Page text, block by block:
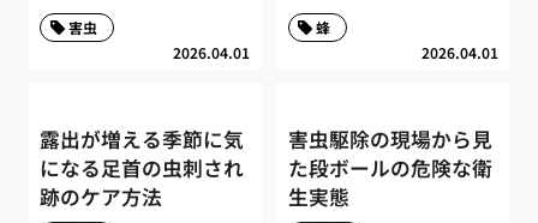
2026.04.01
害虫
2026.04.01
蜂
露出が増える季節に気
になる足首の虫刺され
跡のケア方法
害虫駆除の現場から見
た段ボールの危険な衛
生実態